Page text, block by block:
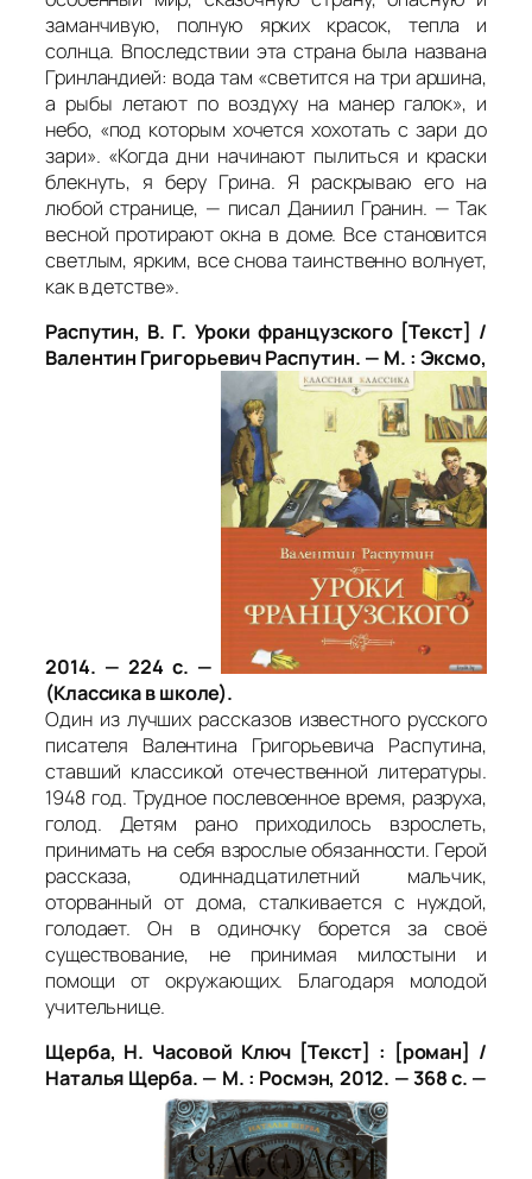
заманчивую, полную ярких красок, тепла и
солнца. Впоследствии эта страна была названа
Гринландией: вода там «светится на три аршина,
а рыбы летают по воздуху на манер галок», и
небо, «под которым хочется хохотать с зари до
зари». «Когда дни начинают пылиться и краски
блекнуть, я беру Грина. Я раскрываю его на
любой странице, — писал Даниил Гранин. — Так
весной протирают окна в доме. Все становится
светлым, ярким, все снова таинственно волнует,
как в детстве».
Распутин, В. Г. Уроки французского [Текст] /
Валентин Григорьевич Распутин. — М. : Эксмо,
2014. — 224 с. —
(Классика в школе).
Один из лучших рассказов известного русского
писателя Валентина Григорьевича Распутина,
ставший классикой отечественной литературы.
1948 год. Трудное послевоенное время, разруха,
голод. Детям рано приходилось взрослеть,
принимать на себя взрослые обязанности. Герой
рассказа, одиннадцатилетний мальчик,
оторванный от дома, сталкивается с нуждой,
голодает. Он в одиночку борется за своё
существование, не принимая милостыни и
помощи от окружающих. Благодаря молодой
учительнице.
Щерба, Н. Часовой Ключ [Текст] : [роман] /
Наталья Щерба. — М. : Росмэн, 2012. — 368 с. —